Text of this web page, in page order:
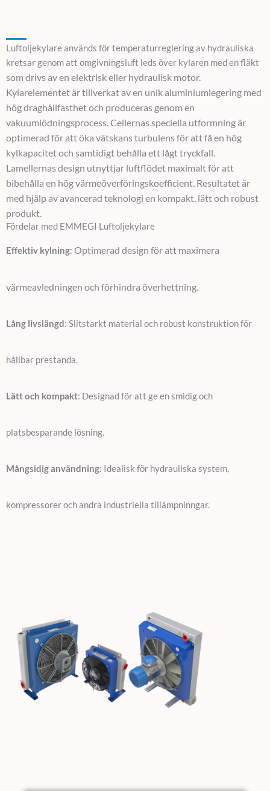
Luftoljekylare används för temperaturreglering av hydrauliska
kretsar genom att omgivningsluft leds över kylaren med en fläkt
som drivs av en elektrisk eller hydraulisk motor.
Kylarelementet är tillverkat av en unik aluminiumlegering med
hög draghållfasthet och produceras genom en
vakuumlödningsprocess. Cellernas speciella utformning är
optimerad för att öka vätskans turbulens för att få en hög
kylkapacitet och samtidigt behålla ett lågt tryckfall.
Lamellernas design utnyttjar luftflödet maximalt för att
bibehålla en högvärmeöverföringskoefficient. Resultatet är
med hjälp av avancerad teknologi en kompakt, lätt och robust
produkt.
Fördelar med EMMEGI Luftoljekylare
Effektiv kylning: Optimerad design för att maximera
värmeavledningen och förhindra överhettning.
Lång livslängd: Slitstarkt material och robust konstruktion för
hållbar prestanda.
Lätt och kompakt: Designad för att ge en smidig och
platsbesparande lösning.
Mångsidig användning: Idealisk för hydrauliska system,
kompressorer och andra industriella tillämpninngar.